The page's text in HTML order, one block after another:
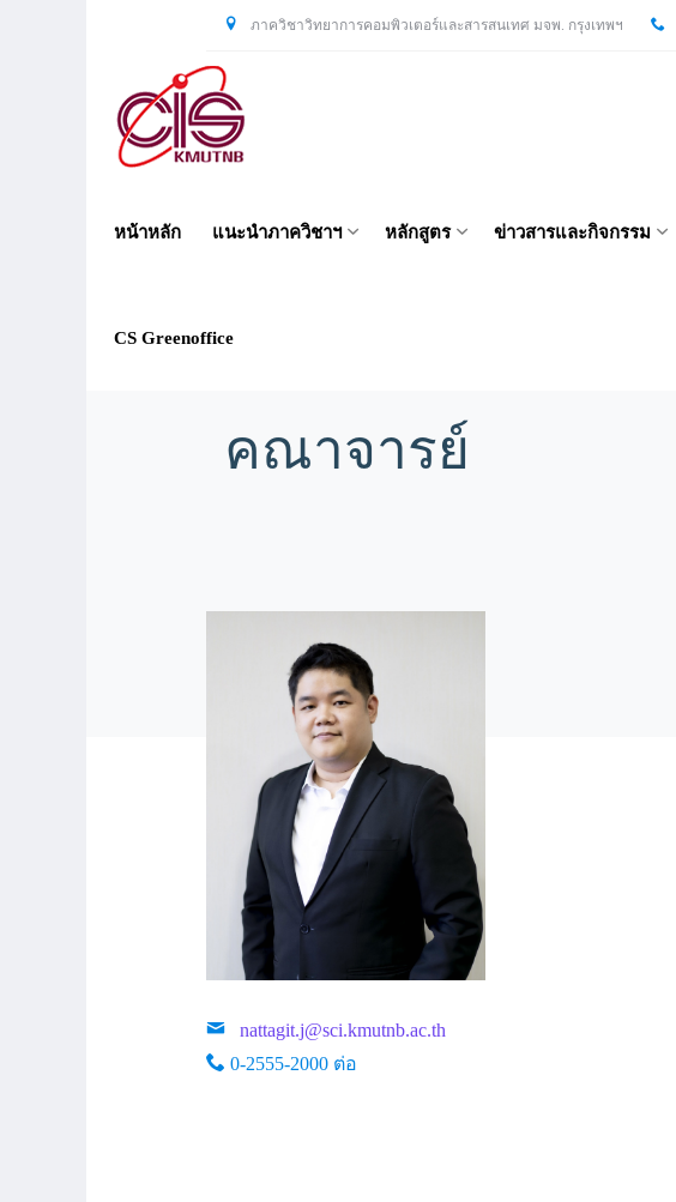
ภาควิชาวิทยาการคอมพิวเตอร์และสารสนเทศ มจพ. กรุงเทพฯ
หน้าหลัก แนะนำภาควิชาฯ หลักสูตร ข่าวสารและกิจกรรม
CS Greenoffice
คณาจารย์
nattagit.j@sci.kmutnb.ac.th
0-2555-2000 ต่อ